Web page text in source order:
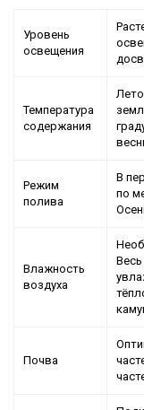
Уровень
освещения
Температура
содержания
Режим
полива
В
по
Влажность
воздуха
Почва